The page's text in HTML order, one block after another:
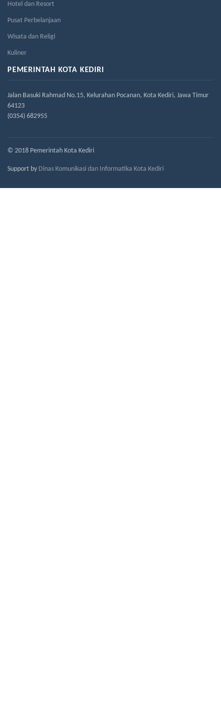
Hotel dan Resort
Pusat Perbelanjaan
Wisata dan Religi
Kuliner
PEMERINTAH KOTA KEDIRI
Jalan Basuki Rahmad No.15, Kelurahan Pocanan, Kota Kediri, Jawa Timur
64123
(0354) 682955
© 2018 Pemerintah Kota Kediri
Support by Dinas Komunikasi dan Informatika Kota Kediri